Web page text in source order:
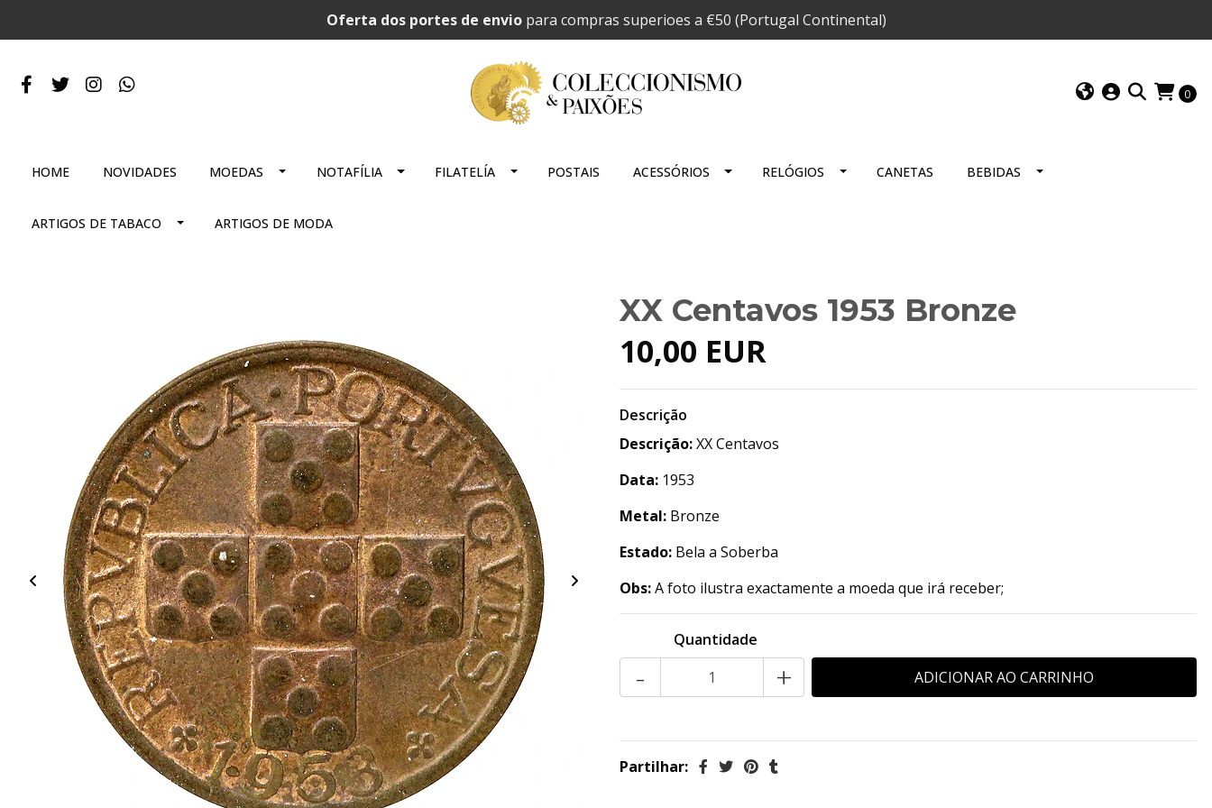
Oferta dos portes de enviopara compras superioes a €50 (Portugal Continental)
0
HOME NOVIDADES MOEDAS NOTAFÍLIA FILATELÍA POSTAIS ACESSÓRIOS RELÓGIOS CANETAS BEBIDAS
ARTIGOS DE TABACO ARTIGOS DE MODA
XX Centavos 1953 Bronze
10,00 EUR
Descrição
Descrição:XX Centavos
Data: 1953
Metal: Bronze
Estado: Bela a Soberba
Obs:A foto ilustra exactamente a moeda que irá receber;
Quantidade
- +
Partilhar: